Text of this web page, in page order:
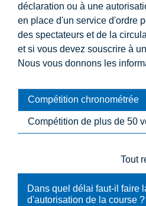
déclaration ou à une
en place d'un service d'ordre
des spectateurs et de la
et si vous devez souscrire à
Nous vous donnons les
Compétition chronométrée
Compétition de plus de 50
Tout
Dans quel délai faut-il faire
d'autorisation de la course ?